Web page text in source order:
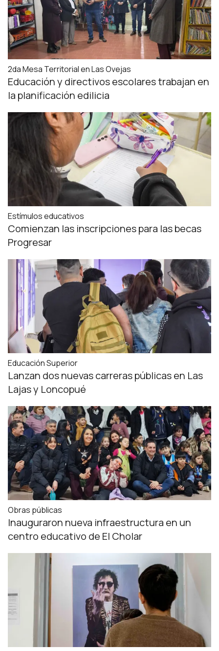
2da Mesa Territorial en Las Ovejas
Educación y directivos escolares trabajan en
la planificación edilicia
Estímulos educativos
Comienzan las inscripciones para las becas
Progresar
Educación Superior
Lanzan dos nuevas carreras públicas en Las
Lajas y Loncopué
Obras públicas
Inauguraron nueva infraestructura en un
centro educativo de El Cholar